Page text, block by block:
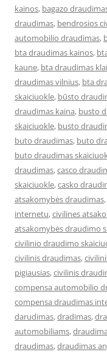
kainos, bagazo
draudimas, bendrosios
automobilio draudimas,
bta draudimas kainos,
kaune, bta draudimas
draudimas vilnius, bta
skaiciuokle, būsto
draudimas kaina, busto
skaiciuokle, busto
buto draudimas, buto
buto draudimas
draudimas,casco
skaiciuokle,casko
atsakomybės draudimas,
internetu,civilines
atsakomybės draudimo
civilinio draudimo
civilinis draudimas,
pigiausias,civilinis
compensa automobilio
compensa draudimas
darudimas,dradimas,
automobiliams,
draudimas,draudimas